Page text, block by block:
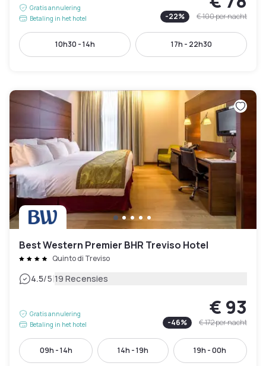
Gratis annulering
Betaling in het hotel
-22% € 100per nacht
10h30 - 14h 17h - 22h30
Best Western Premier BHR Treviso Hotel
Quinto di Treviso
4.5/5|19 Recensies
Gratis annulering
Betaling in het hotel
€ 93
-46% € 172per nacht
09h - 14h 14h - 19h 19h - 00h